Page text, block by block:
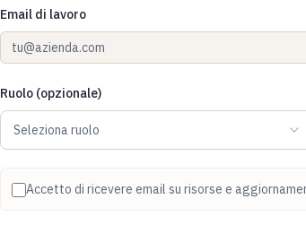
Email di lavoro
Ruolo (opzionale)
Seleziona ruolo
Accetto di ricevere email su risorse e